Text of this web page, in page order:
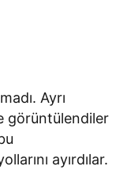
Ayrı
görüntülendiler
ayırdılar.